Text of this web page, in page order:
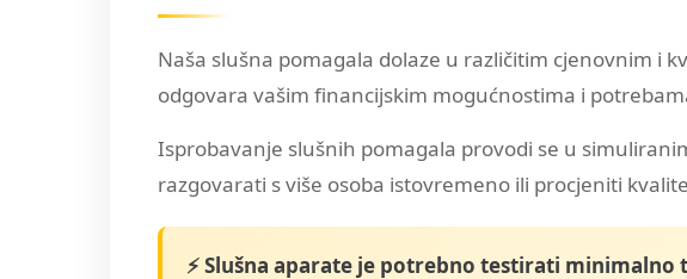
Naša slušna pomagala dolaze u različitim cjenovnim i
odgovara vašim financijskim mogućnostima i
Isprobavanje slušnih pomagala provodi se u
razgovarati s više osoba istovremeno ili procjeniti
⚡ Slušna aparate je potrebno testirati